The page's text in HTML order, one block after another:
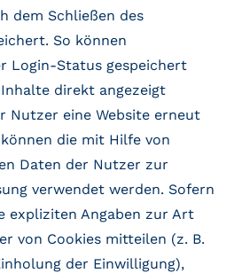
dem Schließen des
So können
Login-Status gespeichert
direkt angezeigt
Nutzer eine Website erneut
die mit Hilfe von
Daten der Nutzer zur
verwendet werden. Sofern
expliziten Angaben zur Art
von Cookies mitteilen (z. B.
der Einwilligung),